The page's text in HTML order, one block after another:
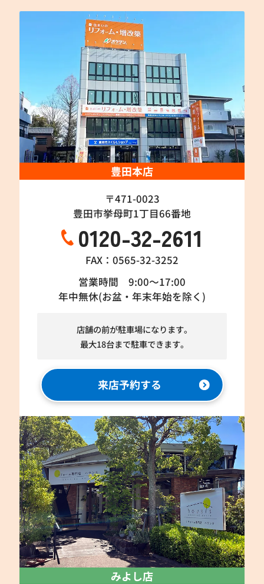
豊田本店
〒471-0023
豊田市挙母町1丁目66番地
0120-32-2611
FAX：0565-32-3252
営業時間 9:00～17:00
年中無休(お盆・年末年始を除く)
店舗の前が駐車場になります。
最大18台まで駐車できます。
来店予約する
みよし店